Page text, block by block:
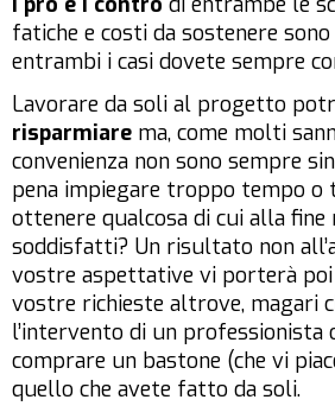
fatiche e costi da sostenere
entrambi i casi dovete sempre
Lavorare da soli al progetto
risparmiare ma, come molti
convenienza non sono sempre
pena impiegare troppo tempo o
ottenere qualcosa di cui alla fine
soddisfatti? Un risultato non
vostre aspettative vi porterà
vostre richieste altrove, magari
l’intervento di un professionista
comprare un bastone (che vi
quello che avete fatto da soli.